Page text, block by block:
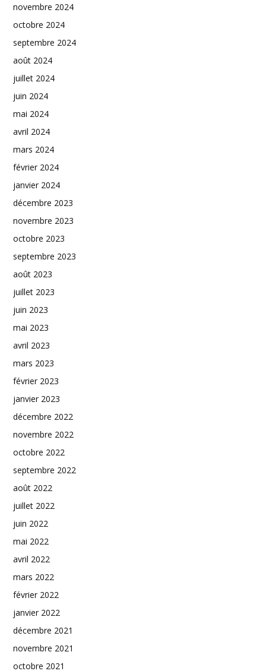
novembre 2024
octobre 2024
septembre 2024
août 2024
juillet 2024
juin 2024
mai 2024
avril 2024
mars 2024
février 2024
janvier 2024
décembre 2023
novembre 2023
octobre 2023
septembre 2023
août 2023
juillet 2023
juin 2023
mai 2023
avril 2023
mars 2023
février 2023
janvier 2023
décembre 2022
novembre 2022
octobre 2022
septembre 2022
août 2022
juillet 2022
juin 2022
mai 2022
avril 2022
mars 2022
février 2022
janvier 2022
décembre 2021
novembre 2021
octobre 2021